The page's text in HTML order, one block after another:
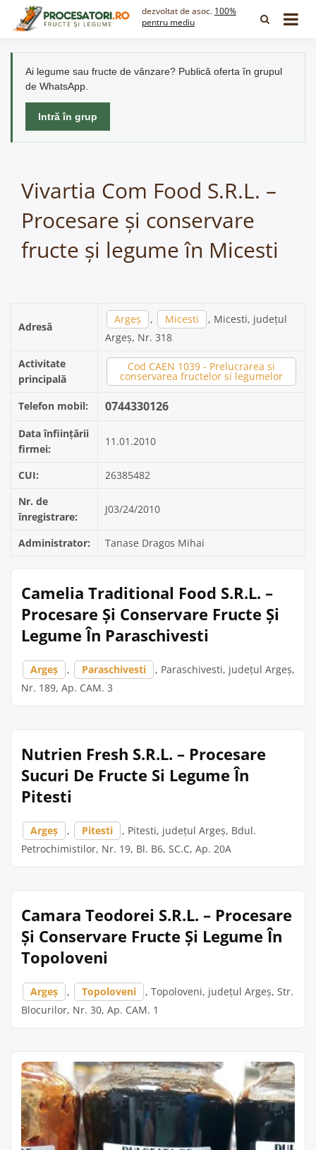
dezvoltat de asoc. 100%
pentru mediu
Ai legume sau fructe de vânzare? Publică oferta în grupul
de WhatsApp.
Intră în grup
Vivartia Com Food S.R.L. –
Procesare și conservare
fructe și legume în Micesti
Adresă
Argeș , Micesti
, Micesti, județul
Argeș, Nr. 318
Activitate
principală
Cod CAEN 1039 - Prelucrarea si
conservarea fructelor si legumelor
Telefon mobil: 0744330126
Data înființării
firmei:
11.01.2010
CUI:
26385482
Nr. de
înregistrare:
J03/24/2010
Administrator: Tanase Dragos Mihai
Camelia Traditional Food S.R.L. –
Procesare Și Conservare Fructe Și
Legume În Paraschivesti
Argeș , Paraschivesti
, Paraschivesti, județul Argeș,
Nr. 189, Ap. CAM. 3
Nutrien Fresh S.R.L. – Procesare
Sucuri De Fructe Si Legume În
Pitesti
Argeș , Pitesti
, Pitesti, județul Argeș, Bdul.
Petrochimistilor, Nr. 19, Bl. B6, SC.C, Ap. 20A
Camara Teodorei S.R.L. – Procesare
Și Conservare Fructe Și Legume În
Topoloveni
Argeș , Topoloveni
, Topoloveni, județul Argeș, Str.
Blocurilor, Nr. 30, Ap. CAM. 1